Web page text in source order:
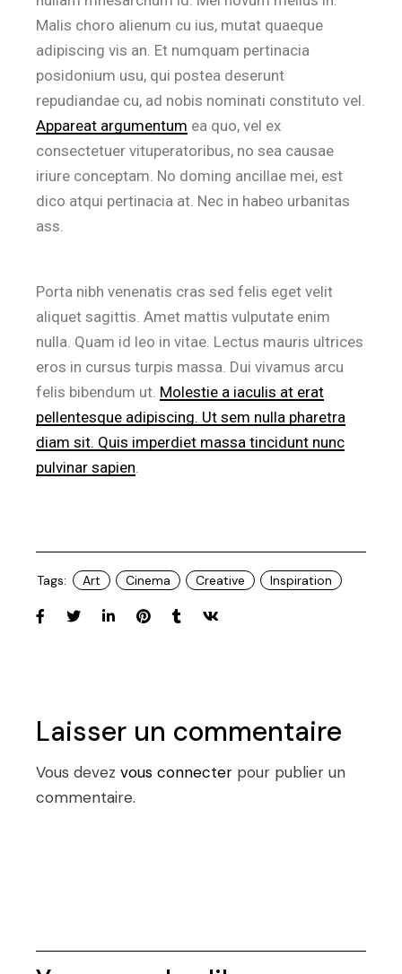
Malis choro alienum cu ius, mutat quaeque
adipiscing vis an. Et numquam pertinacia
posidonium usu, qui postea deserunt
repudiandae cu, ad nobis nominati constituto vel.
Appareat argumentum ea quo, vel ex
consectetuer vituperatoribus, no sea causae
iriure conceptam. No doming ancillae mei, est
dico atqui pertinacia at. Nec in habeo urbanitas
ass.
Porta nibh venenatis cras sed felis eget velit
aliquet sagittis. Amet mattis vulputate enim
nulla. Quam id leo in vitae. Lectus mauris ultrices
eros in cursus turpis massa. Dui vivamus arcu
felis bibendum ut. Molestie a iaculis at erat
pellentesque adipiscing. Ut sem nulla pharetra
diam sit. Quis imperdiet massa tincidunt nunc
pulvinar sapien.
Tags: Art Cinema Creative Inspiration
Laisser un commentaire
Vous devezvous connecter pour publier un
commentaire.